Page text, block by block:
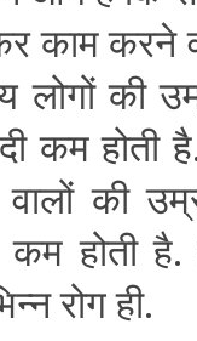
काम करने
लोगों की
कम होती
की
कम होती
रोग ही.